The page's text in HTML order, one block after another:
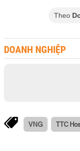
Theo
DOANH NGHIỆP
VNG TTC